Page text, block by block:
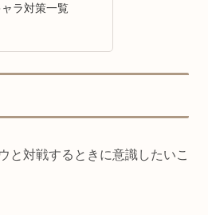
ラ対策一覧
と対戦するときに意識したいこ